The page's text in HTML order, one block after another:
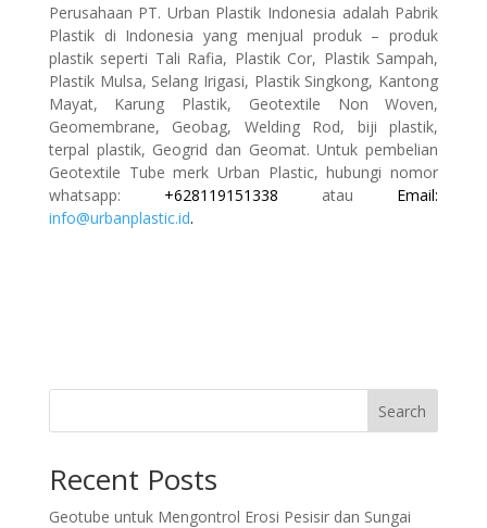
Perusahaan PT. Urban Plastik Indonesia adalah Pabrik
Plastik di Indonesia yang menjual produk – produk
plastik seperti Tali Rafia, Plastik Cor, Plastik Sampah,
Plastik Mulsa, Selang Irigasi, Plastik Singkong, Kantong
Mayat, Karung Plastik, Geotextile Non Woven,
Geomembrane, Geobag, Welding Rod, biji plastik,
terpal plastik, Geogrid dan Geomat. ⁠Untuk pembelian
Geotextile Tube merk Urban Plastic, hubungi nomor
whatsapp: +628119151338 atau Email:
info@urbanplastic.id.
Search
Recent Posts
Geotube untuk Mengontrol Erosi Pesisir dan Sungai